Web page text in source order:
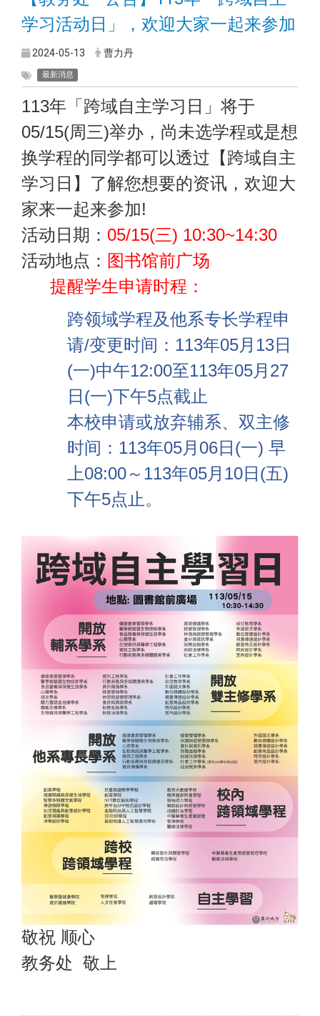
学习活动日」，欢迎大家一起来参加
2024-05-13 曹力丹
最新消息
113年「跨域自主学习日」将于
05/15(周三)举办，尚未选学程或是想
换学程的同学都可以透过【跨域自主
学习日】了解您想要的资讯，欢迎大
家来一起来参加!
活动日期： 05/15(三) 10:30~14:30
活动地点： 图书馆前广场
提醒学生申请时程：
跨领域学程及他系专长学程申
请/变更时间：113年05月13日
(一)中午12:00至113年05月27
日(一)下午5点截止
本校申请或放弃辅系、双主修
时间：113年05月06日(一) 早
上08:00～113年05月10日(五)
下午5点止。
敬祝 顺心
教务处 敬上